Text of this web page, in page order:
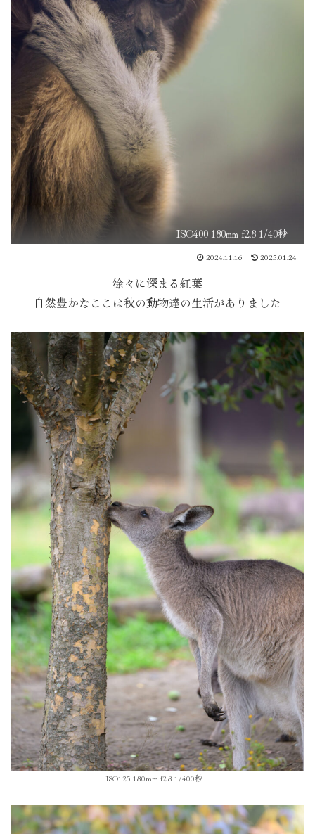
ISO400 180mm f2.8 1/40秒
2024.11.16 2025.01.24
徐々に深まる紅葉
自然豊かなここは秋の動物達の生活がありました
ISO125 180mm f2.8 1/400秒